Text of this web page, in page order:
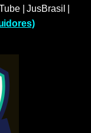
|JusBrasil